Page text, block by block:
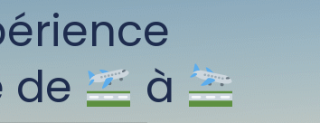
de
à